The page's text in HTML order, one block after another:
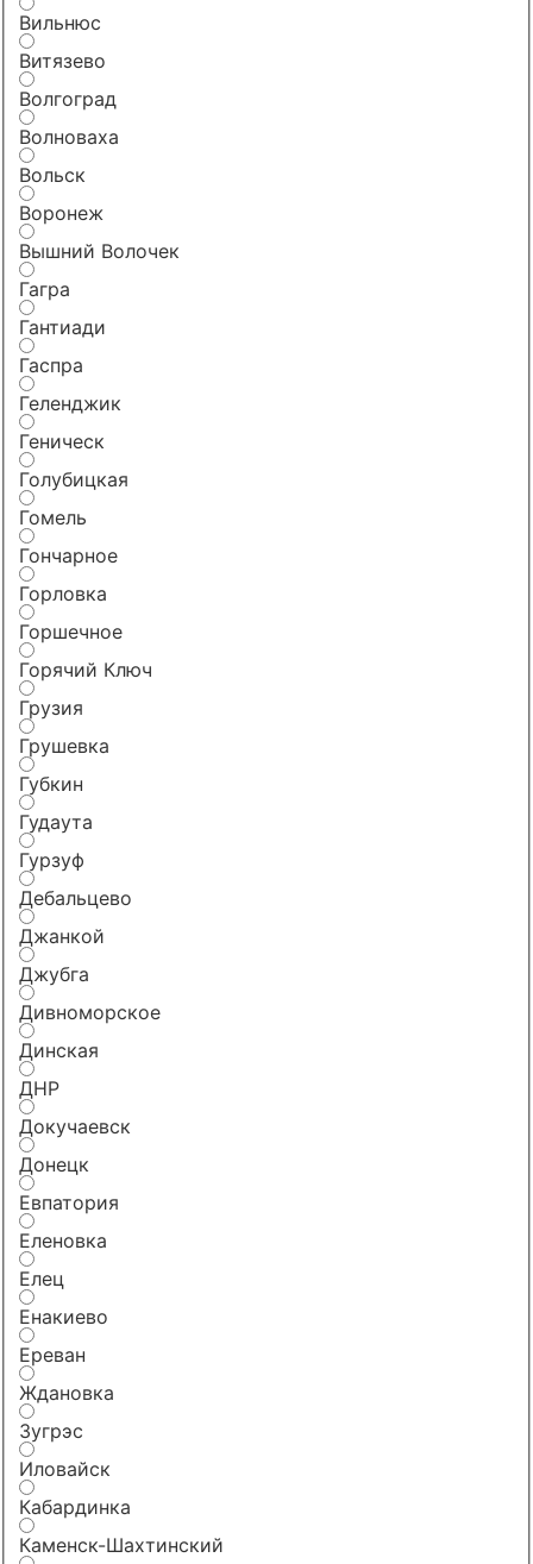
Вильнюс
Витязево
Волгоград
Волноваха
Вольск
Воронеж
Вышний Волочек
Гагра
Гантиади
Гаспра
Геленджик
Геническ
Голубицкая
Гомель
Гончарное
Горловка
Горшечное
Горячий Ключ
Грузия
Грушевка
Губкин
Гудаута
Гурзуф
Дебальцево
Джанкой
Джубга
Дивноморское
Динская
ДНР
Докучаевск
Донецк
Евпатория
Еленовка
Елец
Енакиево
Ереван
Ждановка
Зугрэс
Иловайск
Кабардинка
Каменск-Шахтинский